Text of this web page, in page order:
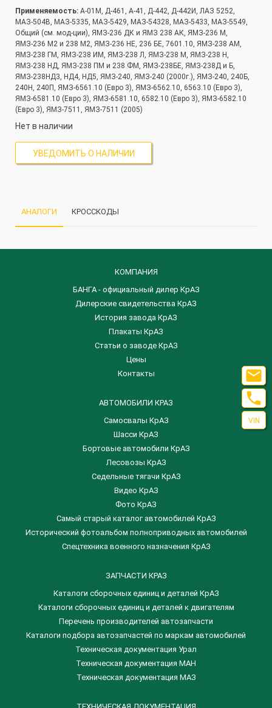
Применяемость: А-01М, Д-461, А-41, Д-442, Д-442И, ЛАЗ 5252,
МАЗ-504В, МАЗ-5335, МАЗ-5429, МАЗ-54328, МАЗ-5433, МАЗ-5549,
Общий (см. мод-ции), ЯМЗ-236 ДК и ЯМЗ 238 АК, ЯМЗ-236 М,
ЯМЗ-236 М2 и 238 М2, ЯМЗ-236 НЕ, 236 БЕ, 7601.10, ЯМЗ-238 АМ,
ЯМЗ-238 ГМ, ЯМЗ-238 ИМ, ЯМЗ-238 Л, ЯМЗ-238 М, ЯМЗ-238 Н,
ЯМЗ-238 НД, ЯМЗ-238 ПМ и 238 ФМ, ЯМЗ-238БЕ, ЯМЗ-238Д и Б,
ЯМЗ-238НД3, НД4, НД5, ЯМЗ-240, ЯМЗ-240 (2000г.), ЯМЗ-240, 240Б,
240Н, 240П, ЯМЗ-6561.10 (Евро 3), ЯМЗ-6562.10, 6563.10 (Евро 3),
ЯМЗ-6581.10 (Евро 3), ЯМЗ-6581.10, 6582.10 (Евро 3), ЯМЗ-6582.10
(Евро 3), ЯМЗ-7511, ЯМЗ-7511 (2005)
Нет в наличии
УВЕДОМИТЬ О НАЛИЧИИ
АНАЛОГИ КРОССКОДЫ
КОМПАНИЯ
БАНГА - официальный дилер КрАЗ
Дилерские свидетельства КрАЗ
История завода КрАЗ
Плакаты КрАЗ
Статьи о заводе КрАЗ
Цены
Контакты
АВТОМОБИЛИ КРАЗ
Самосвалы КрАЗ
Шасси КрАЗ
Бортовые автомобили КрАЗ
Лесовозы КрАЗ
Седельные тягачи КрАЗ
Видео КрАЗ
Фото КрАЗ
Самый старый каталог автомобилей КрАЗ
Исторический фотоальбом полноприводных автомобилей
Спецтехника военного назначения КрАЗ
ЗАПЧАСТИ КРАЗ
Каталоги сборочных единиц и деталей КрАЗ
​Каталоги сборочных единиц и деталей к двигателям
Перечень производителей автозапчасти
Каталоги подбора автозапчастей по маркам автомобилей
Техническая документация Урал
Техническая документация МАН
Техническая документация МАЗ


VIN